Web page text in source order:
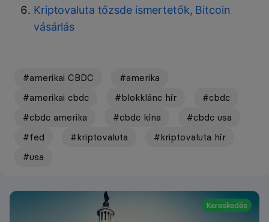
Kriptovaluta tőzsde ismertetők, Bitcoin
vásárlás
#amerikai CBDC
#amerika
#amerikai cbdc
#blokklánc hír
#cbdc
#cbdc amerika
#cbdc kína
#cbdc usa
#fed
#kriptovaluta
#kriptovaluta hír
#usa
Kereskedés